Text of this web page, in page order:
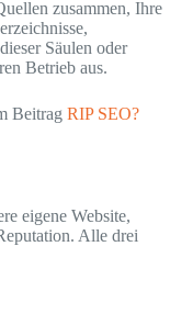
zusammen, Ihre
Säulen oder
Betrieb aus.
Beitrag RIP SEO?
eigene Website,
Alle drei